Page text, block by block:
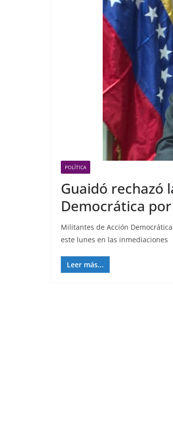
POLÍTICA
Guaidó rechazó
Democrática
Militantes de Acción
este lunes en las inmediaciones
Leer más...